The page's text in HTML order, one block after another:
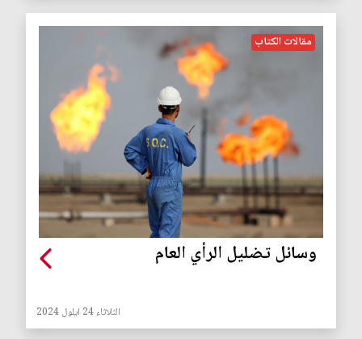
مقالات الكتاب
وسائل تضليل الرأي العام
الثلاثاء 24 ايلول 2024